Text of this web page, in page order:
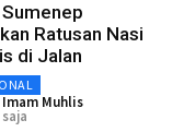
Sumenep
Ratusan Nasi
di Jalan
Imam Muhlis